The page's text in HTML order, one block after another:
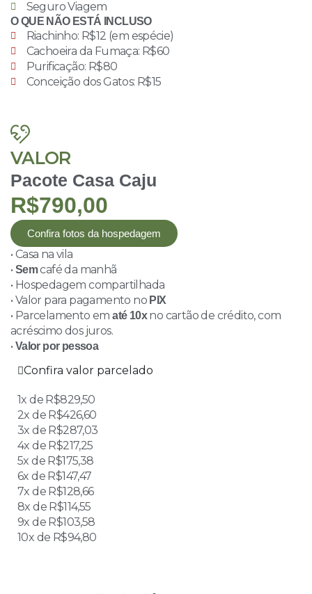
Seguro Viagem
O QUE NÃO ESTÁ INCLUSO
Riachinho: R$12 (em espécie)
Cachoeira da Fumaça: R$60
Purificação: R$80
Conceição dos Gatos: R$15
VALOR
Pacote Casa Caju
R$790,00
Confira fotos da hospedagem
• Casa na vila
• Semcafé da manhã
• Hospedagem compartilhada
• Valor para pagamento no PIX
• Parcelamento ematé 10xno cartão de crédito, com
acréscimo dos juros.
• Valor por pessoa
Confira valor parcelado
1x de R$829,50
2x de R$426,60
3x de R$287,03
4x de R$217,25
5x de R$175,38
6x de R$147,47
7x de R$128,66
8x de R$114,55
9x de R$103,58
10x de R$94,80